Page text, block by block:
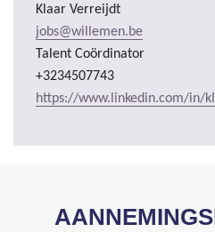
Klaar Verreijdt
jobs@willemen.be
Talent Coördinator
+3234507743
https://www.linkedin.com/in/